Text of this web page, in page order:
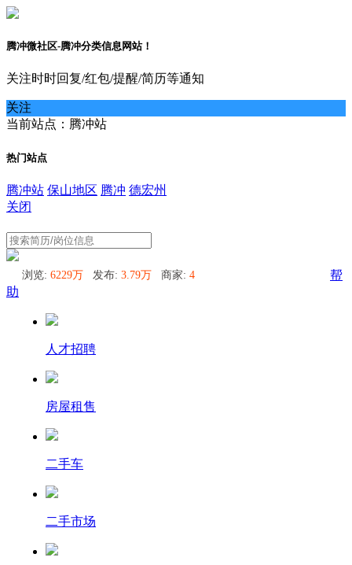
腾冲微社区-腾冲分类信息网站！
关注时时回复/红包/提醒/简历等通知
关注
当前站点：腾冲站
热门站点
腾冲站 保山地区 腾冲 德宏州
关闭
浏览: 6229万 发布: 3.79万 商家: 4
帮
助
人才招聘
房屋租售
二手车
二手市场